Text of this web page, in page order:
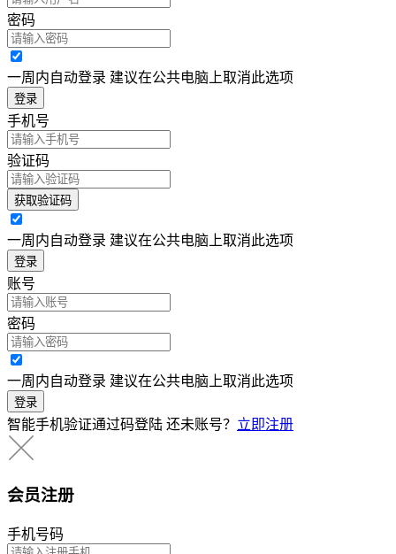
密码
一周内自动登录 建议在公共电脑上取消此选项
登录
手机号
验证码
获取验证码
一周内自动登录 建议在公共电脑上取消此选项
登录
账号
密码
一周内自动登录 建议在公共电脑上取消此选项
登录
智能手机验证通过码登陆 还未账号？ 立即注册
会员注册
手机号码